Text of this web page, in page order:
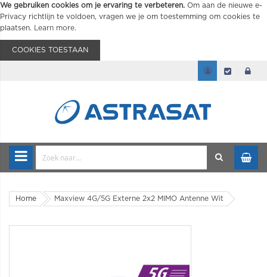
We gebruiken cookies om je ervaring te verbeteren. Om aan de nieuwe e-
Privacy richtlijn te voldoen, vragen we je om toestemming om cookies te
plaatsen.
Learn more.
COOKIES TOESTAAN
Home Maxview 4G/5G Externe 2x2 MIMO Antenne Wit